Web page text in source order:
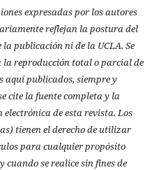
expresadas por los autores
reflejan la postura del
la publicación ni de la UCLA. Se
reproducción total o parcial de
aquí publicados, siempre y
cite la fuente completa y la
electrónica de esta revista. Los
tienen el derecho de utilizar
para cualquier propósito
cuando se realice sin fines de